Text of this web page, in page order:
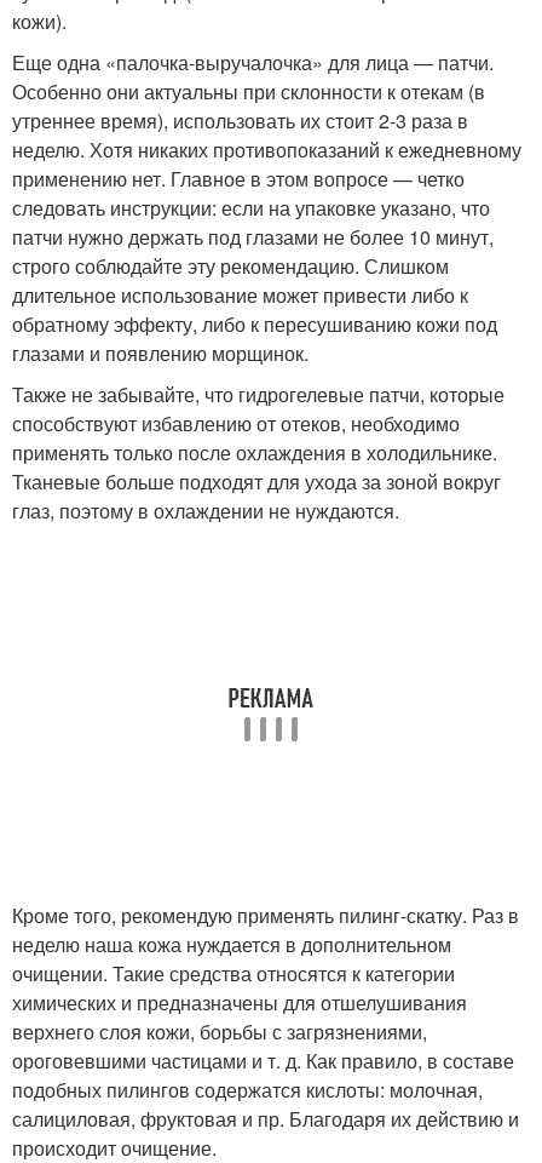
кожи).
Еще одна «палочка-выручалочка» для лица — патчи.
Особенно они актуальны при склонности к отекам (в
утреннее время), использовать их стоит 2-3 раза в
неделю. Хотя никаких противопоказаний к ежедневному
применению нет. Главное в этом вопросе — четко
следовать инструкции: если на упаковке указано, что
патчи нужно держать под глазами не более 10 минут,
строго соблюдайте эту рекомендацию. Слишком
длительное использование может привести либо к
обратному эффекту, либо к пересушиванию кожи под
глазами и появлению морщинок.
Также не забывайте, что гидрогелевые патчи, которые
способствуют избавлению от отеков, необходимо
применять только после охлаждения в холодильнике.
Тканевые больше подходят для ухода за зоной вокруг
глаз, поэтому в охлаждении не нуждаются.
Кроме того, рекомендую применять пилинг-скатку. Раз в
неделю наша кожа нуждается в дополнительном
очищении. Такие средства относятся к категории
химических и предназначены для отшелушивания
верхнего слоя кожи, борьбы с загрязнениями,
ороговевшими частицами и т. д. Как правило, в составе
подобных пилингов содержатся кислоты: молочная,
салициловая, фруктовая и пр. Благодаря их действию и
происходит очищение.